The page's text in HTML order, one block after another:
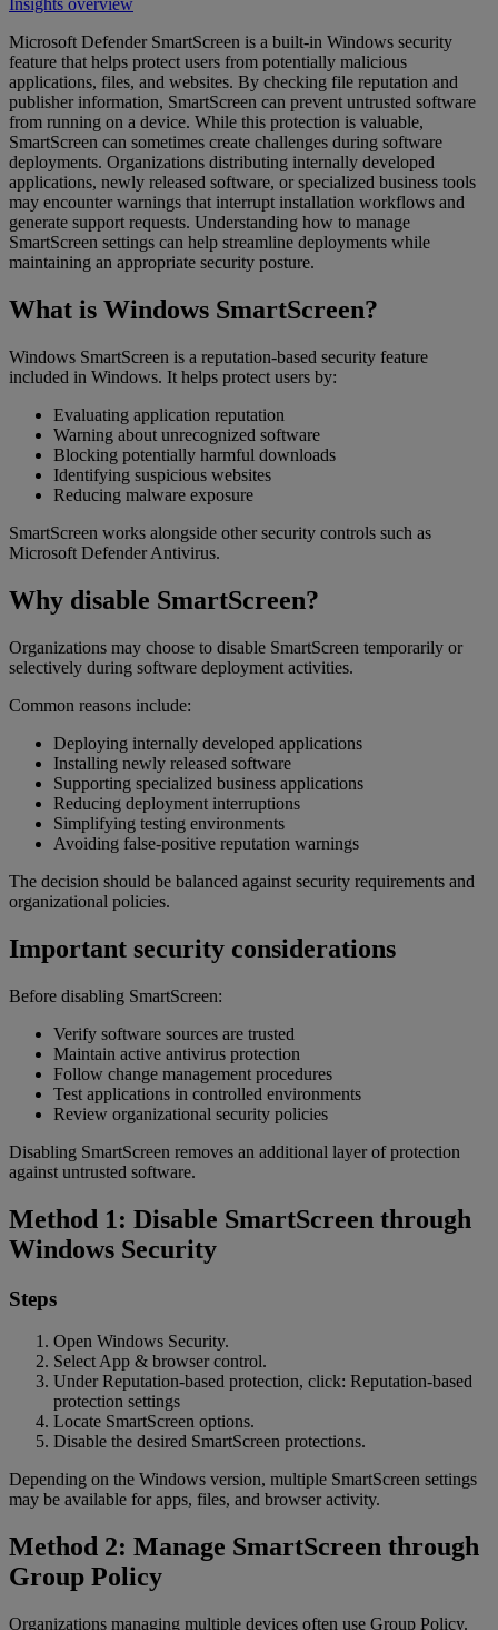
Insights overview
Microsoft Defender SmartScreen is a built-in Windows security
feature that helps protect users from potentially malicious
applications, files, and websites. By checking file reputation and
publisher information, SmartScreen can prevent untrusted software
from running on a device. While this protection is valuable,
SmartScreen can sometimes create challenges during software
deployments. Organizations distributing internally developed
applications, newly released software, or specialized business tools
may encounter warnings that interrupt installation workflows and
generate support requests. Understanding how to manage
SmartScreen settings can help streamline deployments while
maintaining an appropriate security posture.
What is Windows SmartScreen?
Windows SmartScreen is a reputation-based security feature
included in Windows. It helps protect users by:
Evaluating application reputation
Warning about unrecognized software
Blocking potentially harmful downloads
Identifying suspicious websites
Reducing malware exposure
SmartScreen works alongside other security controls such as
Microsoft Defender Antivirus.
Why disable SmartScreen?
Organizations may choose to disable SmartScreen temporarily or
selectively during software deployment activities.
Common reasons include:
Deploying internally developed applications
Installing newly released software
Supporting specialized business applications
Reducing deployment interruptions
Simplifying testing environments
Avoiding false-positive reputation warnings
The decision should be balanced against security requirements and
organizational policies.
Important security considerations
Before disabling SmartScreen:
Verify software sources are trusted
Maintain active antivirus protection
Follow change management procedures
Test applications in controlled environments
Review organizational security policies
Disabling SmartScreen removes an additional layer of protection
against untrusted software.
Method 1: Disable SmartScreen through
Windows Security
Steps
Open Windows Security.
Select App & browser control.
Under Reputation-based protection, click: Reputation-based
protection settings
Locate SmartScreen options.
Disable the desired SmartScreen protections.
Depending on the Windows version, multiple SmartScreen settings
may be available for apps, files, and browser activity.
Method 2: Manage SmartScreen through
Group Policy
Organizations managing multiple devices often use Group Policy.